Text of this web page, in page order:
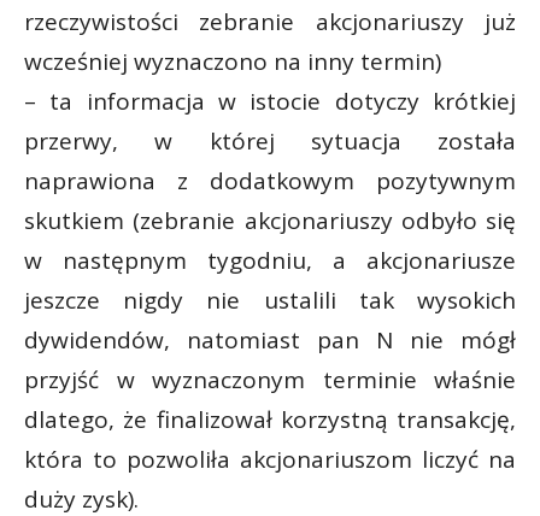
rzeczywistości zebranie akcjonariuszy już
wcześniej wyznaczono na inny termin)
– ta informacja w istocie dotyczy krótkiej
przerwy, w której sytuacja została
naprawiona z dodatkowym pozytywnym
skutkiem (zebranie akcjonariuszy odbyło się
w następnym tygodniu, a akcjonariusze
jeszcze nigdy nie ustalili tak wysokich
dywidendów, natomiast pan N nie mógł
przyjść w wyznaczonym terminie właśnie
dlatego, że finalizował korzystną transakcję,
która to pozwoliła akcjonariuszom liczyć na
duży zysk).